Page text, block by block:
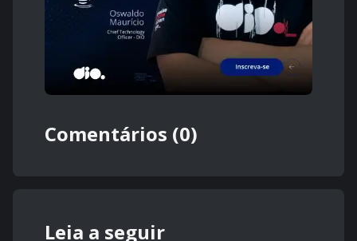
Comentários (0)
Leia a seguir